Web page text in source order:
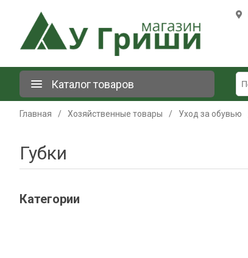
Каталог товаров
Главная / Хозяйственные товары / Уход за обувью
Губки
Категории